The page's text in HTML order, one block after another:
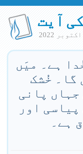
آیت
ہے۔ میَں
گا۔ خُشک
جہاں پانی
اور
ہے۔